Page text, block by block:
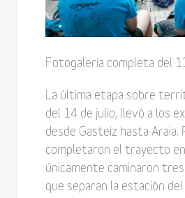
Fotogalería completa del
La última etapa sobre
del 14 de julio, llevó a los
desde Gasteiz hasta Araia.
completaron el trayecto
únicamente caminaron
que separan la estación